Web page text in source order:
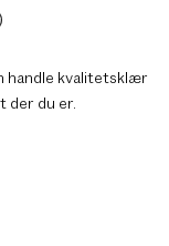
handle kvalitetsklær
der du er.